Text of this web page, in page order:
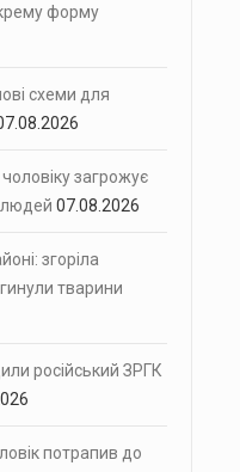
форму
схеми для
загрожує
людей 07.08.2026
згоріла
тварини
російський ЗРГК
потрапив до